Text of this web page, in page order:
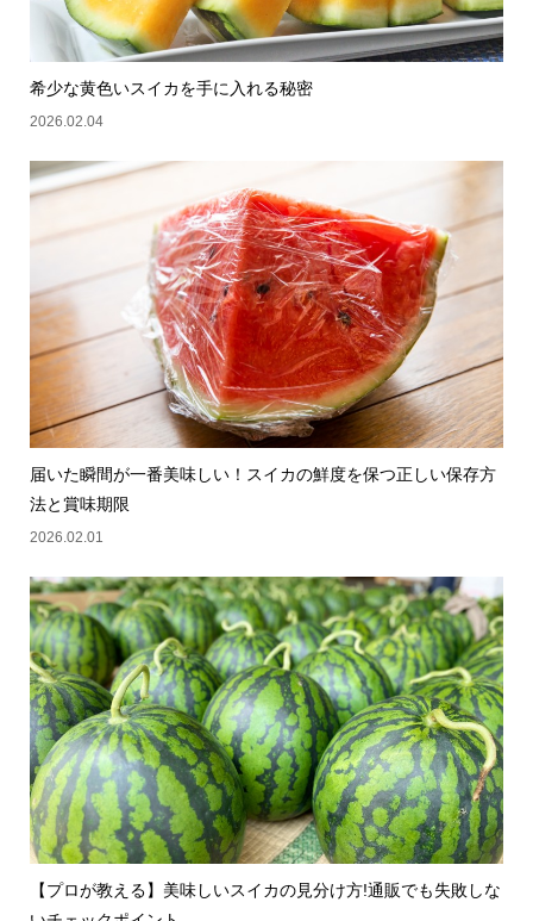
希少な黄色いスイカを手に入れる秘密
2026.02.04
届いた瞬間が一番美味しい！スイカの鮮度を保つ正しい保存方
法と賞味期限
2026.02.01
【プロが教える】美味しいスイカの見分け方!通販でも失敗しな